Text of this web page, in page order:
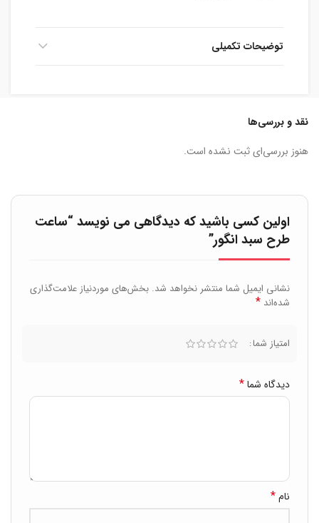
توضیحات تکمیلی
نقد و بررسی‌ها
هنوز بررسی‌ای ثبت نشده است.
اولین کسی باشید که دیدگاهی می نویسد “ساعت
طرح سبد انگور”
نشانی ایمیل شما منتشر نخواهد شد. بخش‌های موردنیاز علامت‌گذاری
شده‌اند *
امتیاز شما
دیدگاه شما*
نام*